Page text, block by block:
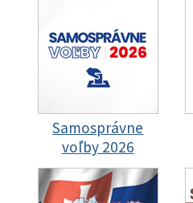
Samosprávne
voľby 2026